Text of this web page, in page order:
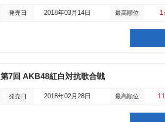
発売日 2018年03月14日 最高順位 1
第7回 AKB48紅白対抗歌合戦
発売日 2018年02月28日 最高順位 11